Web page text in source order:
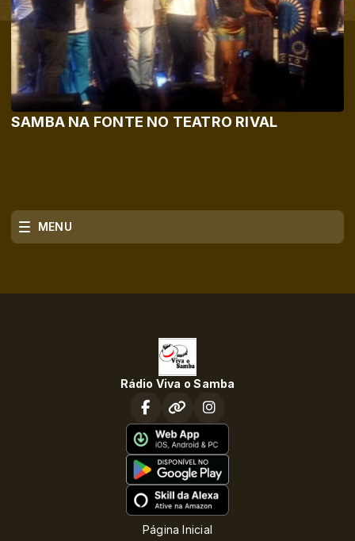
SAMBA NA FONTE NO TEATRO RIVAL
MENU
Rádio Viva o Samba
Página Inicial